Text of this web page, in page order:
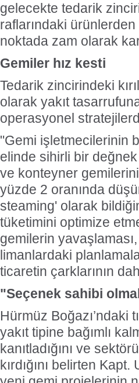
gelecekte tedarik
raflarındaki
noktada zam olarak
Gemiler hız kesti
Tedarik zincirindeki
olarak yakıt
operasyonel
"Gemi işletmecilerinin
elinde sihirli bir
ve konteyner
yüzde 2 oranında
steaming' olarak
tüketimini optimize
gemilerin
limanlardaki
ticaretin çarklarının
"Seçenek sahibi
Hürmüz Boğazı’ndaki
yakıt tipine bağımlı
kanıtladığını ve
kırdığını belirten